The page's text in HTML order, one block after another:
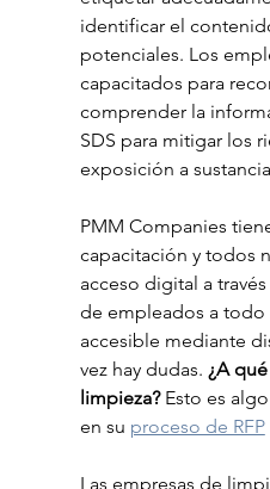
identificar el
potenciales. Los
capacitados para
comprender la
SDS para mitigar los
exposición a
PMM Companies
capacitación y todos
acceso digital a
de empleados a todo
accesible mediante
vez hay dudas. ¿A
limpieza? Esto es
en su proceso de RFP
Las empresas de